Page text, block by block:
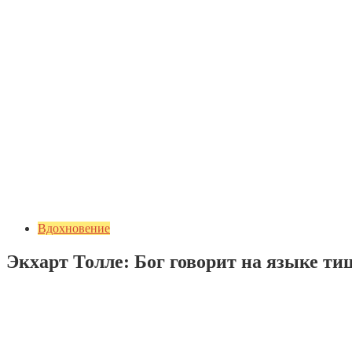
Вдохновение
Экхарт Толле: Бог говорит на языке